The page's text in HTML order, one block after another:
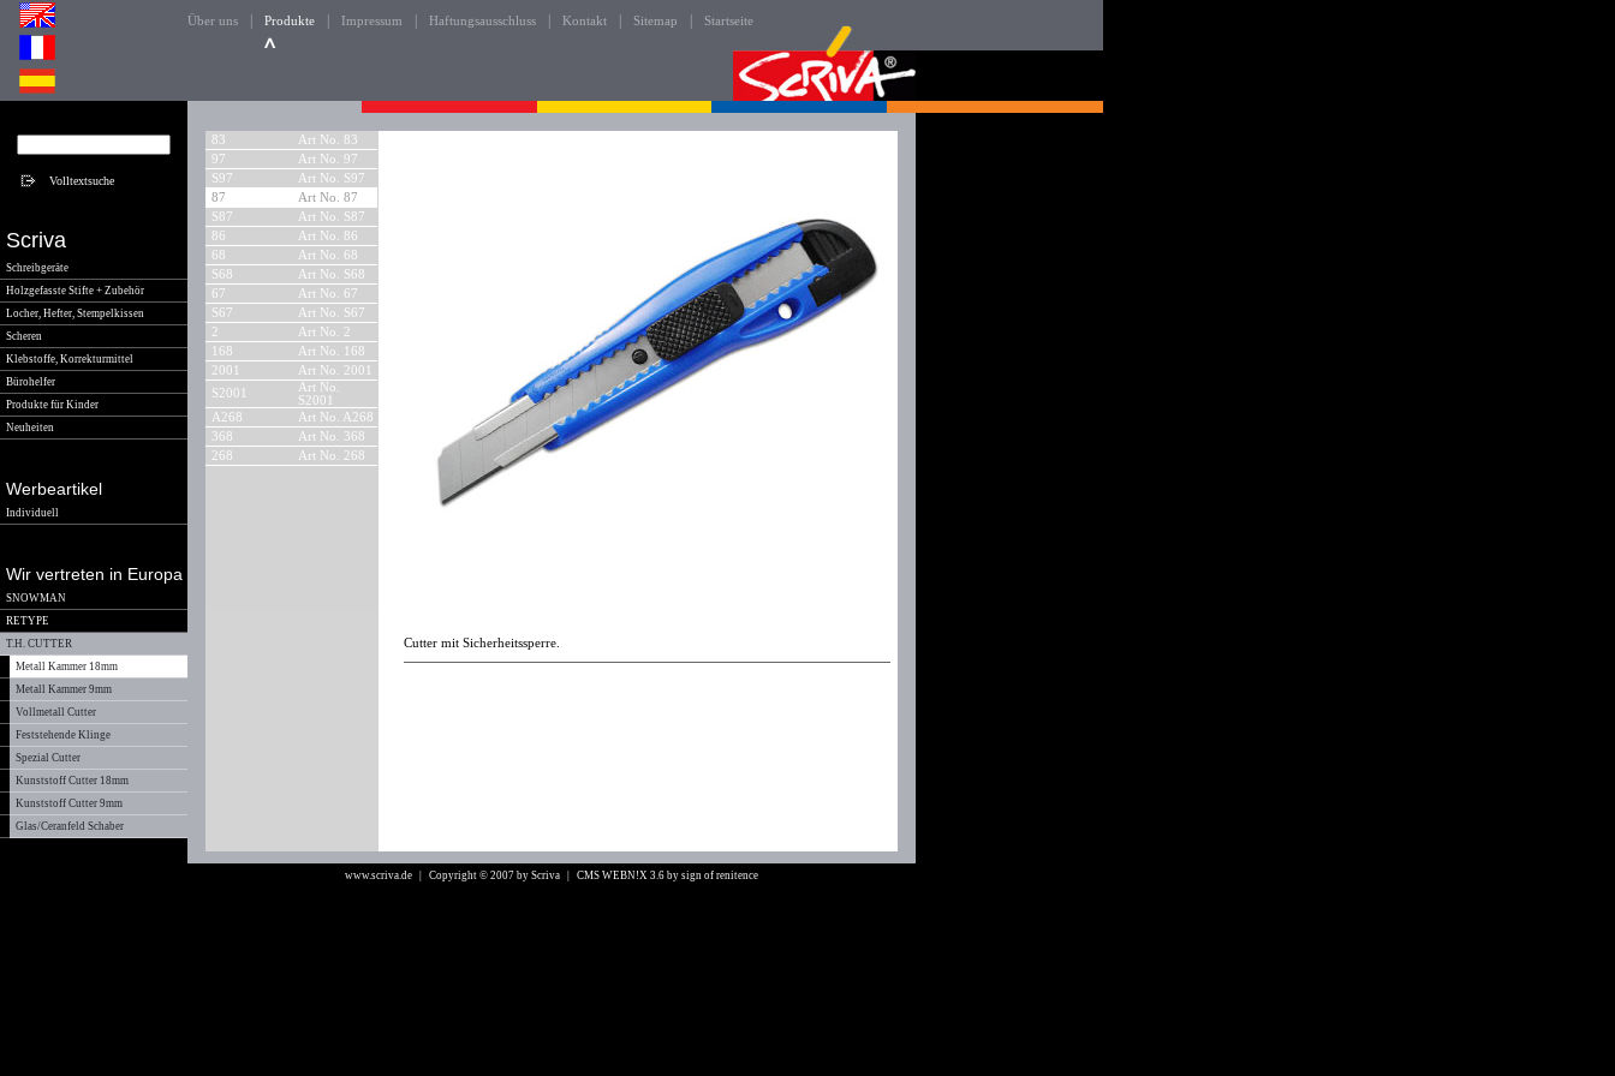
Über uns Produkte Impressum Haftungsausschluss Kontakt Sitemap Startseite
Scriva
Schreibgeräte
Holzgefasste Stifte + Zubehör
Locher, Hefter, Stempelkissen
Scheren
Klebstoffe, Korrekturmittel
Bürohelfer
Produkte für Kinder
Neuheiten
Werbeartikel
Individuell
Wir vertreten in Europa
SNOWMAN
RETYPE
T.H. CUTTER
Metall Kammer 18mm
Metall Kammer 9mm
Vollmetall Cutter
Feststehende Klinge
Spezial Cutter
Kunststoff Cutter 18mm
Kunststoff Cutter 9mm
Glas/Ceranfeld Schaber
83
Art No. 83
97
Art No. 97
S97
Art No. S97
87
Art No. 87
S87
Art No. S87
86
Art No. 86
68
Art No. 68
S68
Art No. S68
67
Art No. 67
S67
Art No. S67
2
Art No. 2
168
Art No. 168
2001
Art No. 2001
S2001
Art No.
S2001
A268
Art No. A268
368
Art No. 368
268
Art No. 268
Cutter mit Sicherheitssperre.
www.scriva.de | Copyright © 2007 by Scriva | CMS WEBN!X 3.6 by sign of renitence